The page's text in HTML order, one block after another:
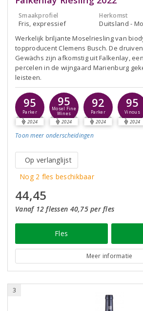
Smaakprofiel
Fris, expressief
Herkomst
Duitsland -
Werkelijk briljante Moselriesling van
topproducent Clemens Busch. De
Gewächs zijn afkomstig uit Falkenlay,
percelen in de wijngaard Marienburg
leisteen.
95
Parker
2024
95
Mosel Fine
Wines
2024
92
Parker
2024
95
Vinous
2024
Toon meer onderscheidingen
Op verlanglijst
Nog 2 fles beschikbaar
44,45
Vanaf 12 flessen 40,75 per fles
Fles
Meer informatie
3